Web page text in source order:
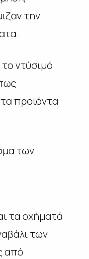
την
ντύσιμό
προϊόντα
των
τα οχήματά
των
από